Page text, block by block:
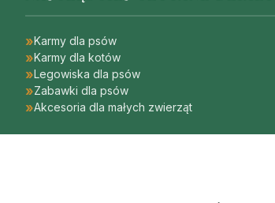
Karmy dla psów
Karmy dla kotów
Legowiska dla psów
Zabawki dla psów
Akcesoria dla małych zwierząt